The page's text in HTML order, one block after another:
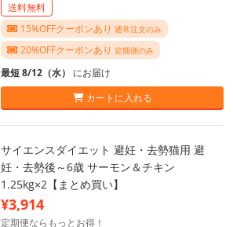
送料無料
15%OFFクーポンあり 通常注文のみ
20%OFFクーポンあり 定期便のみ
最短 8/12（水） にお届け
カートに入れる
サイエンスダイエット 避妊・去勢猫用 避
妊・去勢後～6歳 サーモン＆チキン
1.25kg×2【まとめ買い】
¥3,914
定期便ならもっとお得！